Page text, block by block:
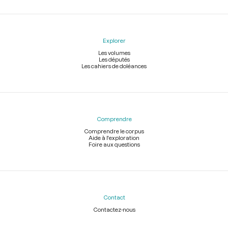
Explorer
Les volumes
Les députés
Les cahiers de doléances
Comprendre
Comprendre le corpus
Aide à l'exploration
Foire aux questions
Contact
Contactez-nous